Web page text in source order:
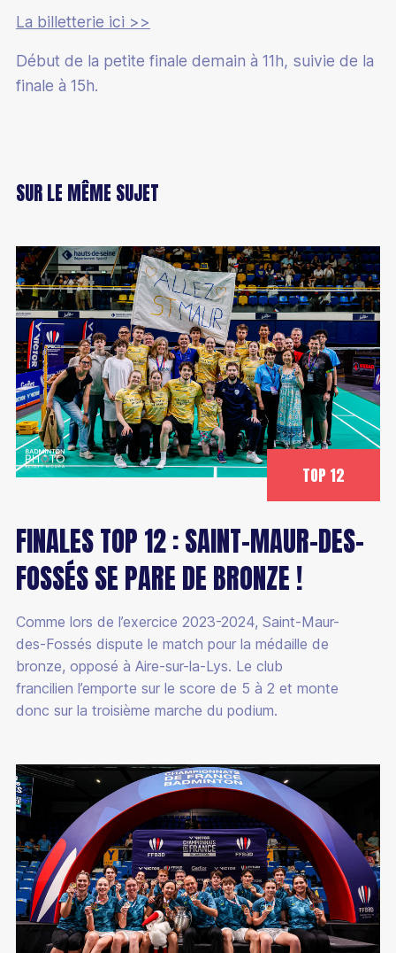
La billetterie ici >>
Début de la petite finale demain à 11h, suivie de la
finale à 15h.
SUR LE MÊME SUJET
TOP 12
FINALES TOP 12 : SAINT-MAUR-DES-
FOSSÉS SE PARE DE BRONZE !
Comme lors de l’exercice 2023-2024, Saint-Maur-
des-Fossés dispute le match pour la médaille de
bronze, opposé à Aire-sur-la-Lys. Le club
francilien l’emporte sur le score de 5 à 2 et monte
donc sur la troisième marche du podium.